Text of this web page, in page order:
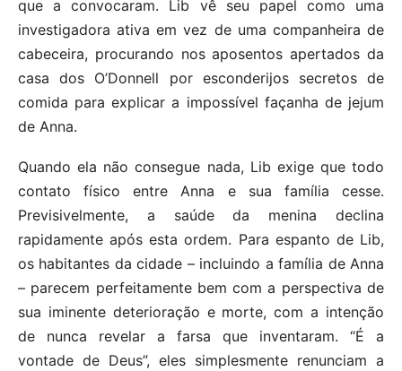
que a convocaram. Lib vê seu papel como uma
investigadora ativa em vez de uma companheira de
cabeceira, procurando nos aposentos apertados da
casa dos O’Donnell por esconderijos secretos de
comida para explicar a impossível façanha de jejum
de Anna.
Quando ela não consegue nada, Lib exige que todo
contato físico entre Anna e sua família cesse.
Previsivelmente, a saúde da menina declina
rapidamente após esta ordem. Para espanto de Lib,
os habitantes da cidade – incluindo a família de Anna
– parecem perfeitamente bem com a perspectiva de
sua iminente deterioração e morte, com a intenção
de nunca revelar a farsa que inventaram. “É a
vontade de Deus”, eles simplesmente renunciam a